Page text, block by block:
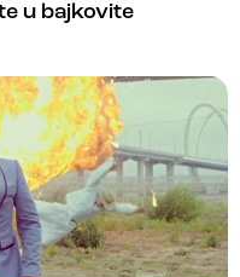
u bajkovite